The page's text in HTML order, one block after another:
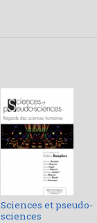
Sciences et pseudo-
sciences